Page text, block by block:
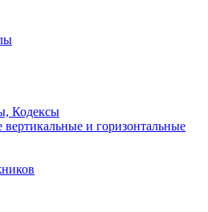
Кодексы
и горизонтальные